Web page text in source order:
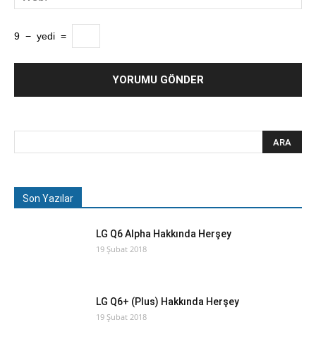
9 − yedi =
Son Yazılar
LG Q6 Alpha Hakkında Herşey
19 Şubat 2018
LG Q6+ (Plus) Hakkında Herşey
19 Şubat 2018